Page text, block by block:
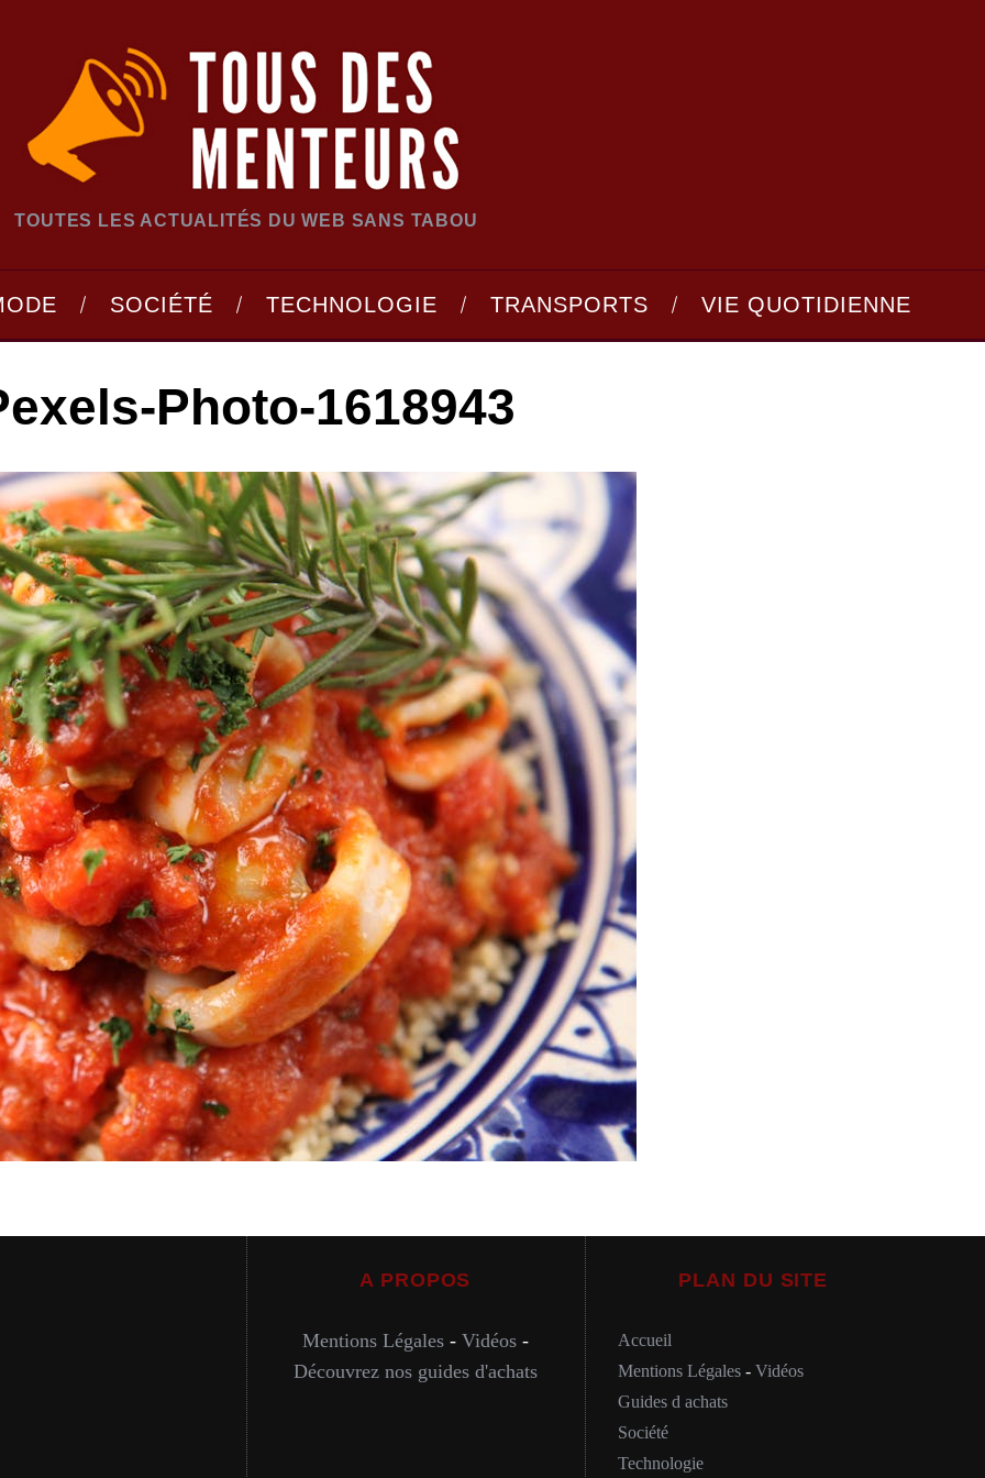
TOUTES LES ACTUALITÉS DU WEB SANS TABOU
SOCIÉTÉ TECHNOLOGIE TRANSPORTS VIE QUOTIDIENNE
Photo-1618943
A PROPOS
Mentions Légales- Vidéos-
Découvrez nos guides d'achats
PLAN DU SITE
Accueil
Mentions Légales- Vidéos
Guides d achats
Société
Technologie